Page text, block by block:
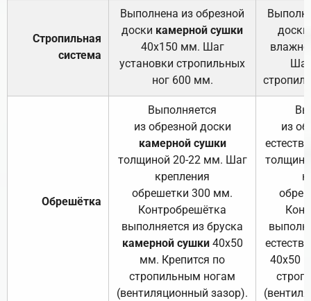
Стропильная
система
Выполнена из обрезной
доски камерной сушки
40х150 мм. Шаг
установки стропильных
ног 600 мм.
доски
Обрешётка
Выполняется
из обрезной доски
камерной сушки
толщиной 20-22 мм. Шаг
крепления
обрешетки 300 мм.
Контробрешётка
выполняется из бруска
камерной сушки40х50
мм. Крепится по
стропильным ногам
(вентиляционный зазор).
из
40х50